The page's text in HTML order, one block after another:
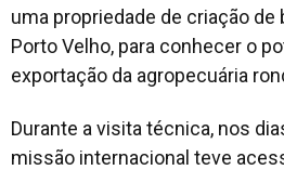
uma propriedade de criação
Porto Velho, para conhecer o
exportação da agropecuária
Durante a visita técnica, nos
missão internacional teve